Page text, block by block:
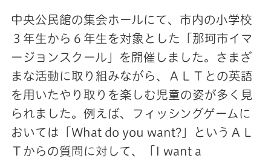
中央公民館の集会ホールにて、市内の小学校
３年生から６年生を対象とした「那珂市イマ
ージョンスクール」を開催しました。さまざ
まな活動に取り組みながら、ＡＬＴとの英語
を用いたやり取りを楽しむ児童の姿が多く見
られました。例えば、フィッシングゲームに
おいては「What do you want?」というＡＬ
Ｔからの質問に対して、「I want a